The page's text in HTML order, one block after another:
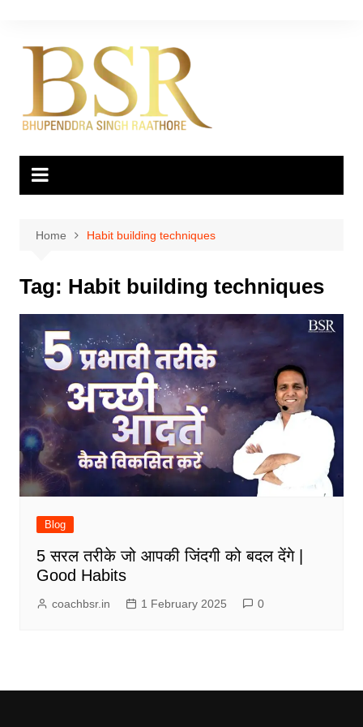
content
Home Habit building techniques
Tag: Habit building techniques
Blog
5 सरल तरीके जो आपकी जिंदगी को बदल देंगे |
Good Habits
coachbsr.in 1 February 2025 0